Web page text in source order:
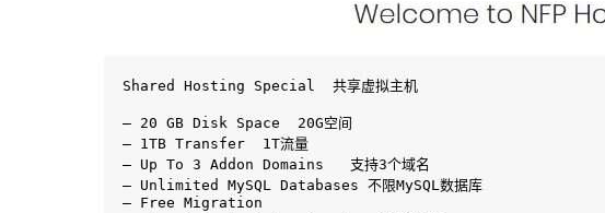
Shared Hosting Special  共享虚拟主机
– 20 GB Disk Space  20G空间
– 1TB Transfer  1T流量
– Up To 3 Addon Domains   支持3个域名
– Unlimited MySQL Databases 不限MySQL数据库
– Free Migration